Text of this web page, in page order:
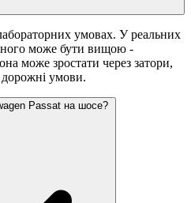
умовах. У реальних
може бути вищою -
може зростати через затори,
дорожні умови.
Passat на шосе?